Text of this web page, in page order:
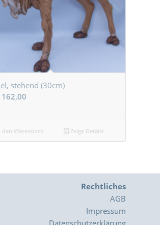
stehend (30cm)
den Warenkorb Zeige Details
Rechtliches
AGB
Impressum